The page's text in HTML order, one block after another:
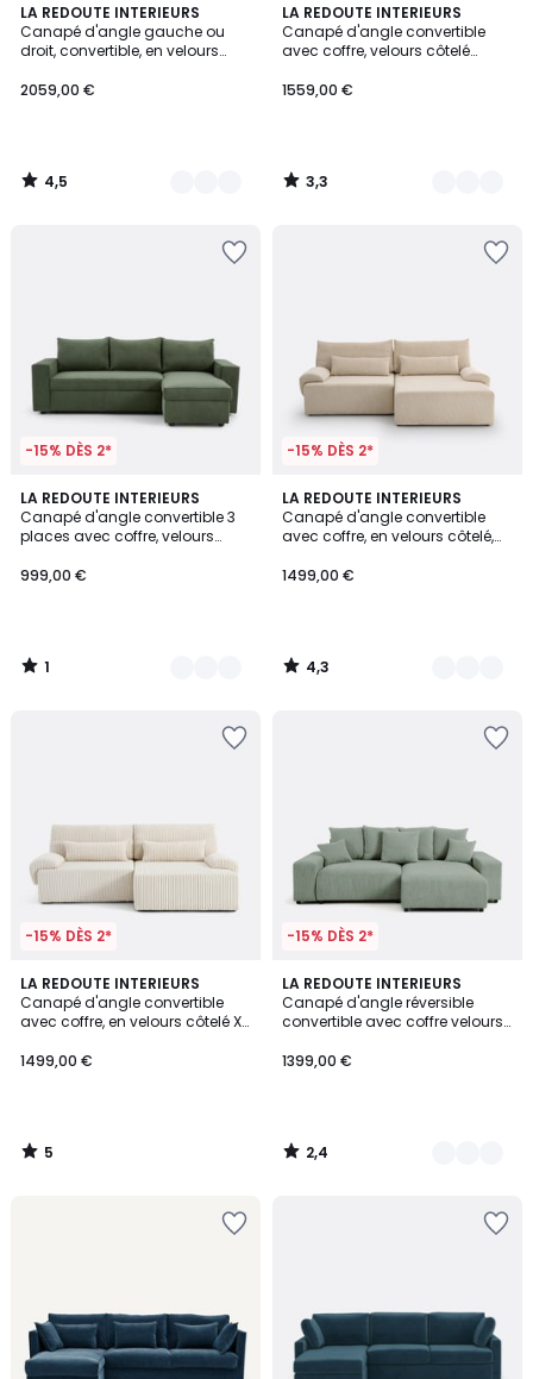
LA REDOUTE INTERIEURS
Canapé d'angle gauche ou
droit, convertible, en velours
2059,00 €
4,5
/ 5
5
Couleurs
4,5
/
LA REDOUTE INTERIEURS
Canapé d'angle convertible
avec coffre, velours côtelé
1559,00 €
3,3
/ 5
5
Couleurs
3,3
/
-15% DÈS 2*
LA REDOUTE INTERIEURS
Canapé d'angle convertible 3
places avec coffre, velours
999,00 €
1
/
5
3
Couleurs
1
/
-15% DÈS 2*
LA REDOUTE INTERIEURS
Canapé d'angle convertible
avec coffre, en velours côtelé,
1499,00 €
4,3
/ 5
7
Couleurs
4,3
/
-15% DÈS 2*
LA REDOUTE INTERIEURS
Canapé d'angle convertible
avec coffre, en velours côtelé XL,
1499,00 €
5
/
5
5
/
-15% DÈS 2*
LA REDOUTE INTERIEURS
Canapé d'angle réversible
convertible avec coffre velours
1399,00 €
2,4
/ 5
6
Couleurs
2,4
/